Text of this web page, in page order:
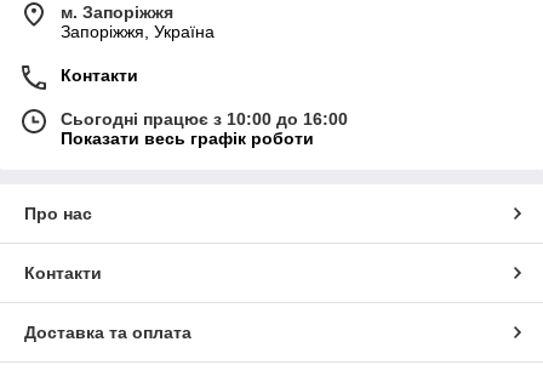
м. Запоріжжя
Запоріжжя, Україна
Контакти
Сьогодні працює з 10:00 до 16:00
Показати весь графік роботи
Про нас
Контакти
Доставка та оплата